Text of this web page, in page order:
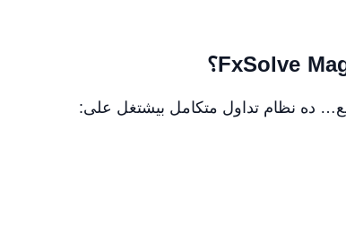
ده نظام تداول متكامل بيشتغل على: